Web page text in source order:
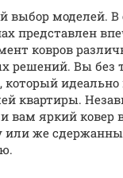
выбор моделей.
представлен
ковров
решений. Вы без
который
квартиры.
вам яркий ковер
или же